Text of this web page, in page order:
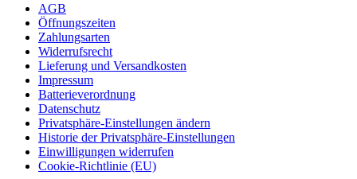
der
Produktseite
gewählt
werden
AGB
Öffnungszeiten
Zahlungsarten
Widerrufsrecht
Lieferung und Versandkosten
Impressum
Batterieverordnung
Datenschutz
Privatsphäre-Einstellungen ändern
Historie der Privatsphäre-Einstellungen
Einwilligungen widerrufen
Cookie-Richtlinie (EU)